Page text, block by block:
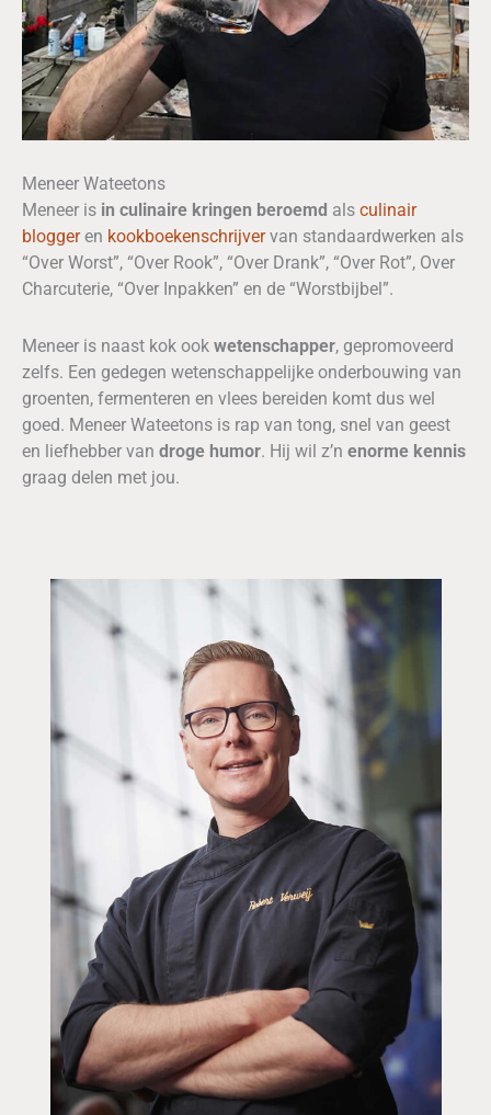
Meneer Wateetons
Meneer is in culinaire kringen beroemd als culinair
bloggeren kookboekenschrijvervan standaardwerken als
“Over Worst”, “Over Rook”, “Over Drank”, “Over Rot”, Over
Charcuterie, “Over Inpakken” en de “Worstbijbel”.
Meneer is naast kok ook wetenschapper, gepromoveerd
zelfs. Een gedegen wetenschappelijke onderbouwing van
groenten, fermenteren en vlees bereiden komt dus wel
goed. Meneer Wateetons is rap van tong, snel van geest
en liefhebber van droge humor. Hij wil z’n enorme kennis
graag delen met jou.